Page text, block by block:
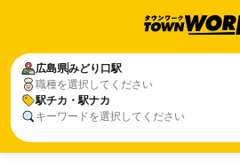
広島県みどり口駅
職種を選択してください
駅チカ・駅ナカ
キーワードを選択してください
広島県みどり口駅
駅チカ・駅ナカ